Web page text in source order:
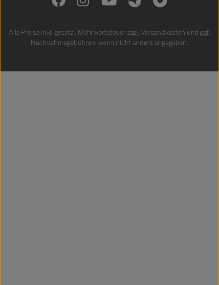
Alle Preise inkl. gesetzl. Mehrwertsteuer zzgl. Versandkosten und ggf.
Nachnahmegebühren, wenn nicht anders angegeben.